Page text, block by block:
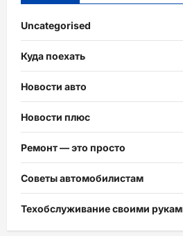
Uncategorised
Куда поехать
Новости авто
Новости плюс
Ремонт — это просто
Советы автомобилистам
Техобслуживание своими